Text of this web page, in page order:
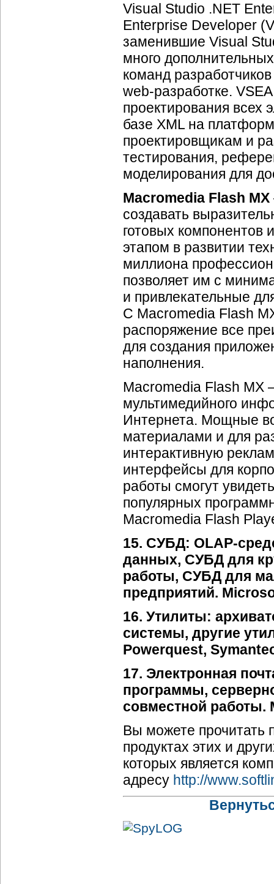
Visual Studio .NET
Enterprise Developer
заменившие Visual
много
команд
web-разработке.
проектирования всех
базе XML на
проектировщикам и
тестирования,
моделирования для
Macromedia Flash MX
создавать
готовых компонентов
этапом в развитии
миллиона
позволяет им с
и привлекательные
С Macromedia Flash
распоряжение все
для создания
наполнения.
Macromedia Flash MX
мультимедийного
Интернета. Мощные
материалами и для
интерактивную
интерфейсы для
работы смогут
популярных
Macromedia Flash
15. СУБД: OLAP-
данных, СУБД для
работы, СУБД для
предприятий.
16. Утилиты:
системы, другие
Powerquest,
17. Электронная
программы,
совместной работы.
Вы можете
продуктах этих и
которых является
адресу http://